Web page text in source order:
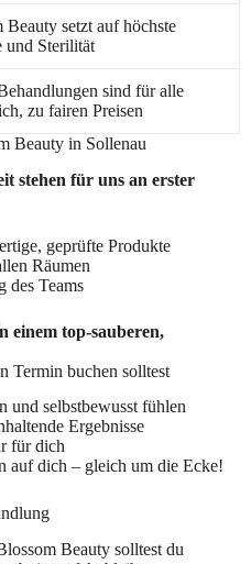
Beauty setzt auf höchste
und Sterilität
sind für alle
zu fairen Preisen
Beauty in Sollenau
stehen für uns an erster
geprüfte Produkte
Räumen
des Teams
einem top-sauberen,
Termin buchen solltest
und selbstbewusst fühlen
Ergebnisse
für dich
auf dich – gleich um die Ecke!
Beauty solltest du